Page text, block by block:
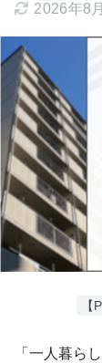
2026年8
「一人暮ら